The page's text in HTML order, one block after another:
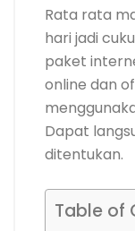
Rata rata
hari jadi
paket
online dan
Dapat
ditentukan.
Table of